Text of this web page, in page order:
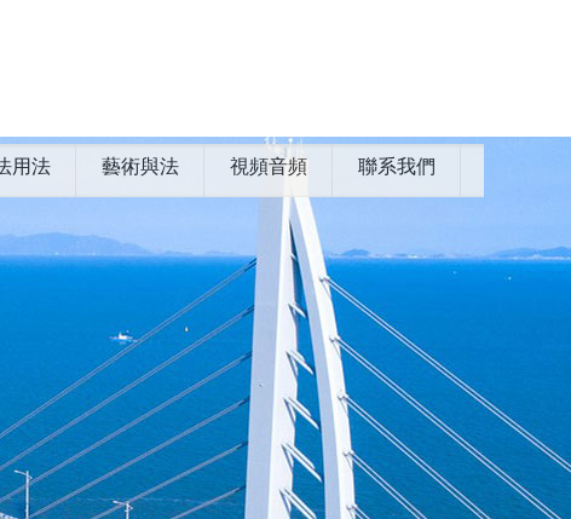
用法 藝術與法 視頻音頻 聯系我們